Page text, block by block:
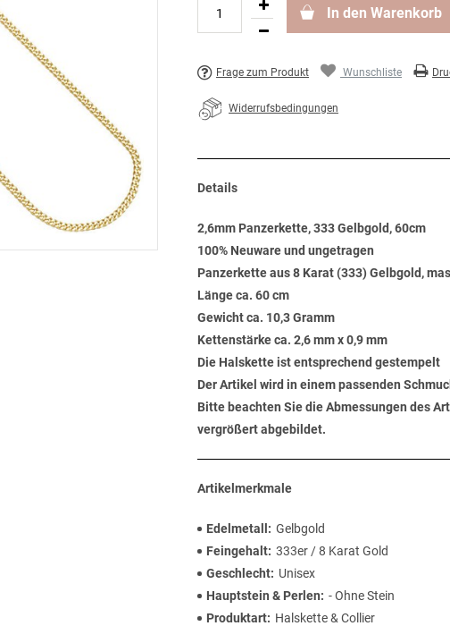
In den Warenkorb
Frage zum Produkt Wunschliste
Widerrufsbedingungen
Details
2,6mm Panzerkette, 333 Gelbgold, 60cm
100% Neuware und ungetragen
Panzerkette aus 8 Karat (333) Gelbgold,
Länge ca. 60 cm
Gewicht ca. 10,3 Gramm
Kettenstärke ca. 2,6 mm x 0,9 mm
Die Halskette ist entsprechend gestempelt
Der Artikel wird in einem passenden
Bitte beachten Sie die Abmessungen des
vergrößert abgebildet.
Artikelmerkmale
Edelmetall
Gelbgold
Feingehalt 333er / 8 Karat Gold
Geschlecht
Unisex
Hauptstein & Perlen
- Ohne Stein
Produktart
Halskette & Collier